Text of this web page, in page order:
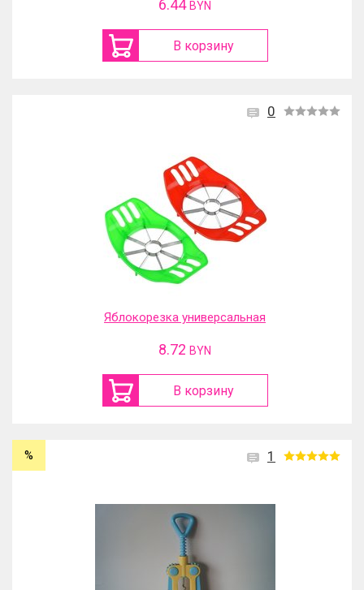
6.44 BYN
В корзину
0
Яблокорезка универсальная
8.72 BYN
В корзину
1
%